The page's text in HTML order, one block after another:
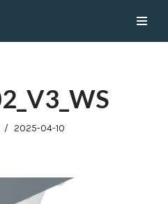
2025-04-10